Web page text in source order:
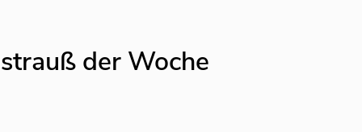
der Woche